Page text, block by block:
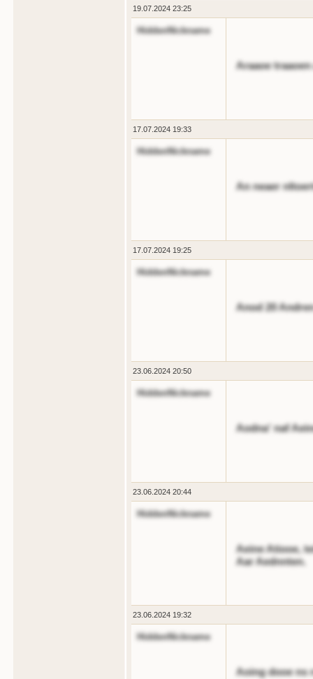
19.07.2024 23:25
HiddenNickname
Araaoe
17.07.2024 19:33
HiddenNickname
An neaer
17.07.2024 19:25
HiddenNickname
Anod 20
23.06.2024 20:50
HiddenNickname
Aodna' naf
23.06.2024 20:44
HiddenNickname
Aeine Atiooe,
Aar Aednnten.
23.06.2024 19:32
HiddenNickname
Aoing dooe ns